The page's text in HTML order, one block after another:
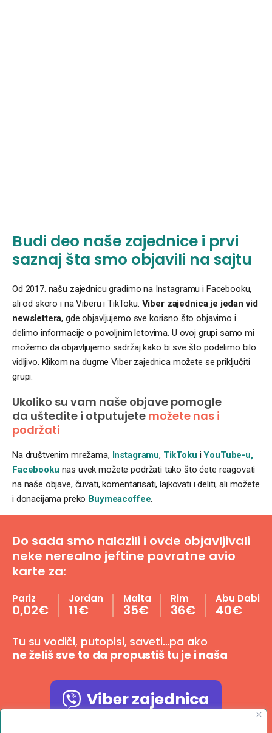
Budi deo naše zajednice i prvi
saznaj šta smo objavili na sajtu
Od 2017. našu zajednicu gradimo na Instagramu i Facebooku,
ali od skoro i na Viberu i TikToku. Viber zajednica je jedan vid
newslettera, gde objavljujemo sve korisno što objavimo i
delimo informacije o povoljnim letovima. U ovoj grupi samo mi
možemo da objavljujemo sadržaj kako bi sve što podelimo bilo
vidljivo. Klikom na dugme Viber zajednica možete se priključiti
grupi.
Ukoliko su vam naše objave pomogle
da uštedite i otputujete možete nas i
podržati
Na društvenim mrežama, Instagramu, TikToku iYouTube-u,
Facebooku nas uvek možete podržati tako što ćete reagovati
na naše objave, čuvati, komentarisati, lajkovati i deliti, ali možete
i donacijama preko Buymeacoffee
Do sada smo nalazili i ovde objavljivali
neke nerealno jeftine povratne avio
karte za:
Pariz
0,02€
Jordan
11€
Malta
35€
Rim
36€
Abu Dabi
40€
Tu su vodiči, putopisi, saveti…pa ako
ne želiš sve to da propustiš tu je i naša
Viber zajednica